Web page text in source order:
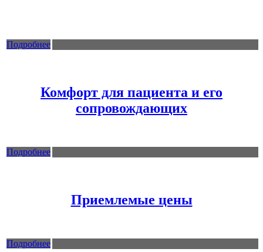
Подробнее
Комфорт для пациента и его
сопровождающих
Подробнее
Приемлемые цены
Подробнее